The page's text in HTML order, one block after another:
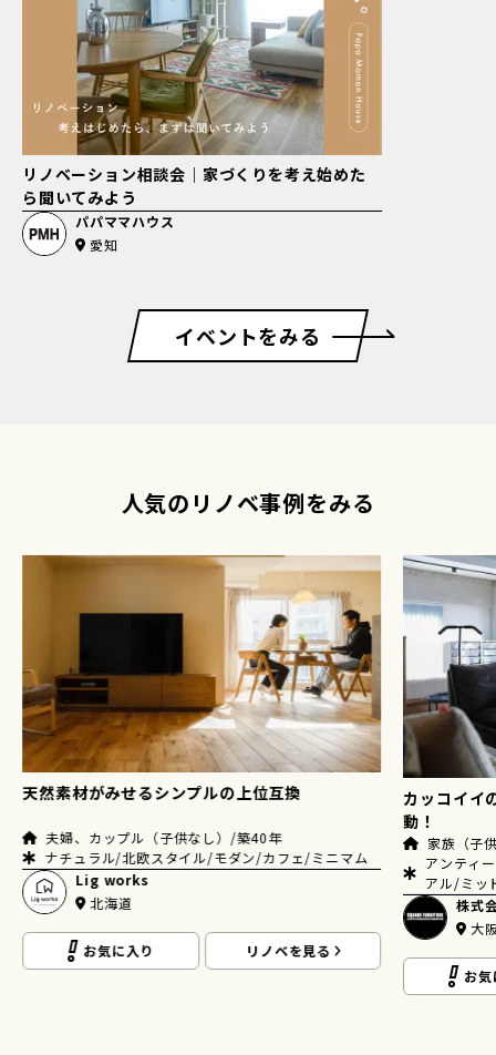
リノベーション相談会｜家づくりを考え始めた
ら聞いてみよう
パパママハウス
愛知
イベントをみる
人気のリノベ事例をみる
プルの上位互換
なし）/築40年
ル/モダン/カフェ/ミニマム
リノベを見る
カッコイイのはもちろん、 暮らし
家族（子供２人）/築45年
アンティーク・ヴィンテージ/カフェ/
アル/ミッドセンチュリー/ブルックリ
大阪
お気に入り リノベ